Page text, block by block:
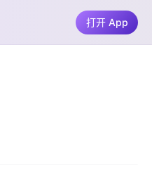
打开 App